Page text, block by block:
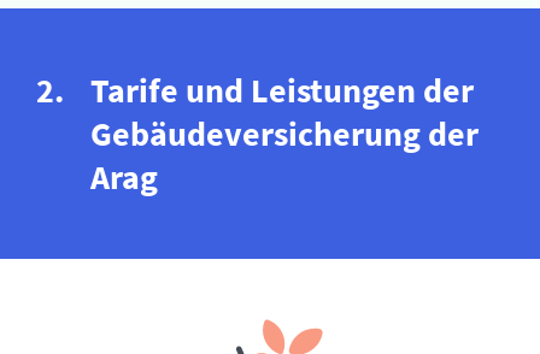
Tarife und Leistungen der
Gebäude­versicherung der
Arag